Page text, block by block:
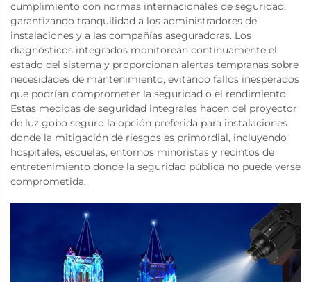
cumplimiento con normas internacionales de seguridad,
garantizando tranquilidad a los administradores de
instalaciones y a las compañías aseguradoras. Los
diagnósticos integrados monitorean continuamente el
estado del sistema y proporcionan alertas tempranas sobre
necesidades de mantenimiento, evitando fallos inesperados
que podrían comprometer la seguridad o el rendimiento.
Estas medidas de seguridad integrales hacen del proyector
de luz gobo seguro la opción preferida para instalaciones
donde la mitigación de riesgos es primordial, incluyendo
hospitales, escuelas, entornos minoristas y recintos de
entretenimiento donde la seguridad pública no puede verse
comprometida.